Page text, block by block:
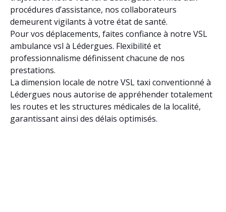
procédures d’assistance, nos collaborateurs
demeurent vigilants à votre état de santé.
Pour vos déplacements, faites confiance à notre VSL
ambulance vsl à Lédergues. Flexibilité et
professionnalisme définissent chacune de nos
prestations.
La dimension locale de notre VSL taxi conventionné à
Lédergues nous autorise de appréhender totalement
les routes et les structures médicales de la localité,
garantissant ainsi des délais optimisés.